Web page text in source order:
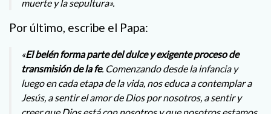
muerte y la sepultura».
Por último, escribe el Papa:
«El belén forma parte del dulce y exigente proceso de
transmisión de la fe. Comenzando desde la infancia y
luego en cada etapa de la vida, nos educa a contemplar a
Jesús, a sentir el amor de Dios por nosotros, a sentir y